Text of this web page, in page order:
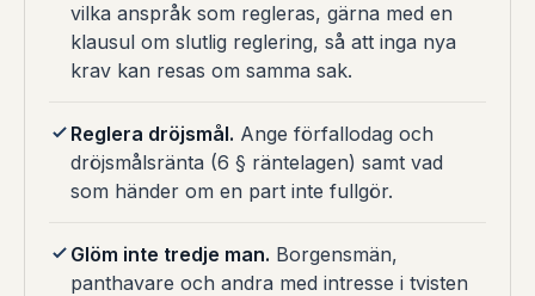
vilka anspråk som regleras, gärna med en
klausul om slutlig reglering, så att inga nya
krav kan resas om samma sak.
Reglera dröjsmål. Ange förfallodag och
dröjsmålsränta (6 § räntelagen) samt vad
som händer om en part inte fullgör.
Glöm inte tredje man. Borgensmän,
panthavare och andra med intresse i tvisten